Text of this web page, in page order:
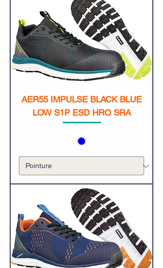
AER55 IMPULSE BLACK BLUE
LOW S1P ESD HRO SRA